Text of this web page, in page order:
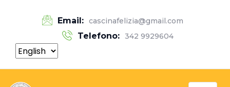
Email: cascinafelizia@gmail.com
Telefono: 342 9929604